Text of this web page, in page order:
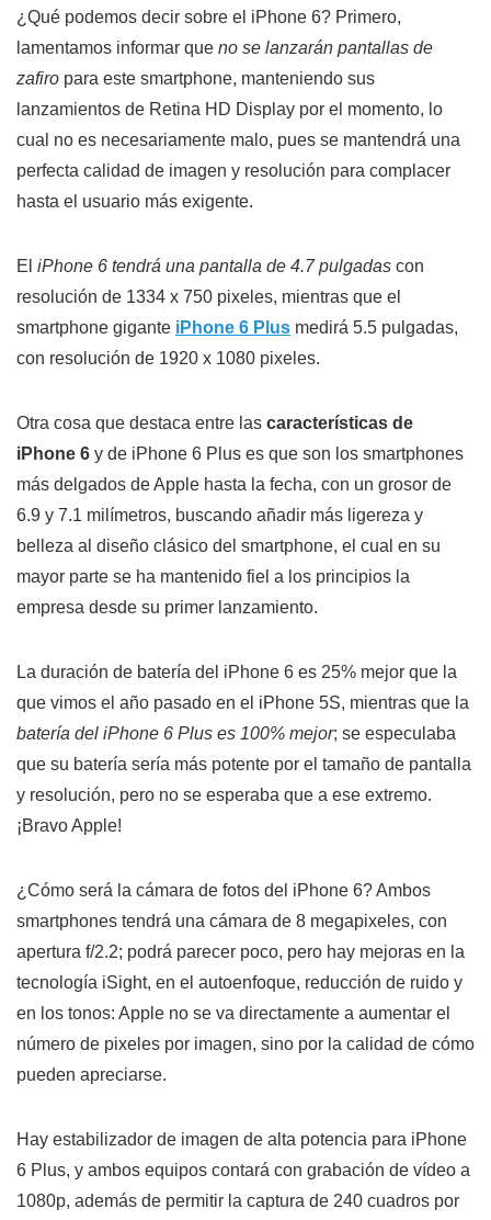
¿Qué podemos decir sobre el iPhone 6? Primero,
lamentamos informar que no se lanzarán pantallas de
zafiro para este smartphone, manteniendo sus
lanzamientos de Retina HD Display por el momento, lo
cual no es necesariamente malo, pues se mantendrá una
perfecta calidad de imagen y resolución para complacer
hasta el usuario más exigente.
El iPhone 6 tendrá una pantalla de 4.7 pulgadas con
resolución de 1334 x 750 pixeles, mientras que el
smartphone gigante iPhone 6 Plus medirá 5.5 pulgadas,
con resolución de 1920 x 1080 pixeles.
Otra cosa que destaca entre las características de
iPhone 6 y de iPhone 6 Plus es que son los smartphones
más delgados de Apple hasta la fecha, con un grosor de
6.9 y 7.1 milímetros, buscando añadir más ligereza y
belleza al diseño clásico del smartphone, el cual en su
mayor parte se ha mantenido fiel a los principios la
empresa desde su primer lanzamiento.
La duración de batería del iPhone 6 es 25% mejor que la
que vimos el año pasado en el iPhone 5S, mientras que la
batería del iPhone 6 Plus es 100% mejor; se especulaba
que su batería sería más potente por el tamaño de pantalla
y resolución, pero no se esperaba que a ese extremo.
¡Bravo Apple!
¿Cómo será la cámara de fotos del iPhone 6? Ambos
smartphones tendrá una cámara de 8 megapixeles, con
apertura f/2.2; podrá parecer poco, pero hay mejoras en la
tecnología iSight, en el autoenfoque, reducción de ruido y
en los tonos: Apple no se va directamente a aumentar el
número de pixeles por imagen, sino por la calidad de cómo
pueden apreciarse.
Hay estabilizador de imagen de alta potencia para iPhone
6 Plus, y ambos equipos contará con grabación de vídeo a
1080p, además de permitir la captura de 240 cuadros por